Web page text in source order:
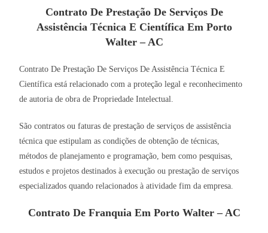
Contrato De Prestação De Serviços De
Assistência Técnica E Científica Em Porto
Walter – AC
Contrato De Prestação De Serviços De Assistência Técnica E
Científica está relacionado com a proteção legal e reconhecimento
de autoria de obra de Propriedade Intelectual.
São contratos ou faturas de prestação de serviços de assistência
técnica que estipulam as condições de obtenção de técnicas,
métodos de planejamento e programação, bem como pesquisas,
estudos e projetos destinados à execução ou prestação de serviços
especializados quando relacionados à atividade fim da empresa.
Contrato De Franquia Em Porto Walter – AC